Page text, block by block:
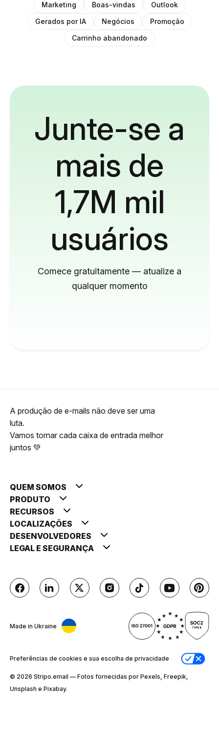
Marketing
Boas-vindas
Outlook
Gerados por IA
Negócios
Promoção
Carrinho abandonado
Junte-se a
mais de
1,7M mil
usuários
Comece gratuitamente — atualize a
qualquer momento
A produção de e-mails não deve ser uma
luta.
Vamos tornar cada caixa de entrada melhor
juntos 💚
QUEM SOMOS
PRODUTO
RECURSOS
LOCALIZAÇÕES
DESENVOLVEDORES
LEGAL E SEGURANÇA
Made in Ukraine
Preferências de cookies e sua escolha de privacidade
© 2026 Stripо.email — Fotos fornecidas por Pexels, Freepik,
Unsplash e Pixabay.